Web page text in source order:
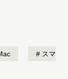
スマ